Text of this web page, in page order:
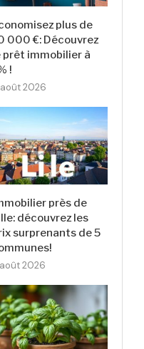
plus de
000 €: Découvrez
prêt immobilier à
!
2026
près de
découvrez les
surprenants de 5
2026